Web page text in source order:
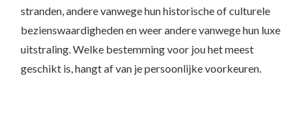
stranden, andere vanwege hun historische of culturele
bezienswaardigheden en weer andere vanwege hun luxe
uitstraling. Welke bestemming voor jou het meest
geschikt is, hangt af van je persoonlijke voorkeuren.